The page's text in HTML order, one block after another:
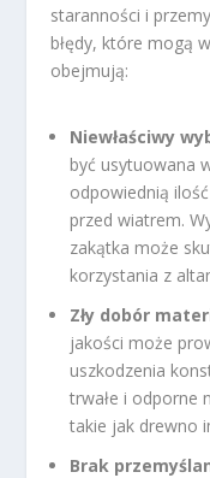
staranności i
błędy, które mogą
obejmują:
Niewłaściwy
być usytuowana
odpowiednią
przed wiatrem.
zakątka może
korzystania z
Zły dobór
jakości może
uszkodzenia
trwałe i odporne
takie jak drewno
Brak